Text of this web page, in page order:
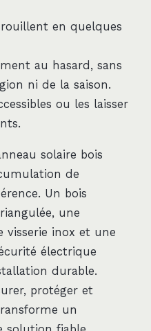
en quelques
au hasard, sans
ni de la saison.
ou les laisser
solaire bois
de
Un bois
une
visserie inox et une
électrique
durable.
protéger et
un